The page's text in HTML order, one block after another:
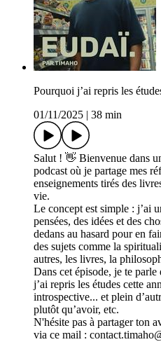
Pourquoi j’ai repris les
01/11/2025
38 min
Salut ! 👋 Bienvenue dans
podcast où je partage mes
enseignements tirés des
vie.
Le concept est simple : j’ai
pensées, des idées et des
dedans au hasard pour en
des sujets comme la
autres, les livres, la
Dans cet épisode, je te
j’ai repris les études cette
introspective... et plein
plutôt qu’avoir, etc.
N'hésite pas à partager ton
via ce mail :